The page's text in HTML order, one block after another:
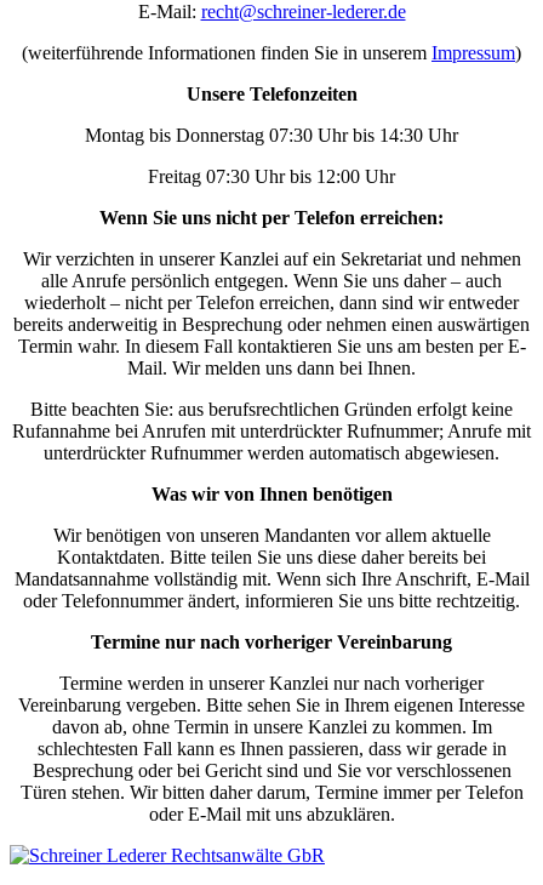
E-Mail: recht@schreiner-lederer.de
(weiterführende Informationen finden Sie in unserem Impressum)
Unsere Telefonzeiten
Montag bis Donnerstag 07:30 Uhr bis 14:30 Uhr
Freitag 07:30 Uhr bis 12:00 Uhr
Wenn Sie uns nicht per Telefon erreichen:
Wir verzichten in unserer Kanzlei auf ein Sekretariat und nehmen
alle Anrufe persönlich entgegen. Wenn Sie uns daher – auch
wiederholt – nicht per Telefon erreichen, dann sind wir entweder
bereits anderweitig in Besprechung oder nehmen einen auswärtigen
Termin wahr. In diesem Fall kontaktieren Sie uns am besten per E-
Mail. Wir melden uns dann bei Ihnen.
Bitte beachten Sie: aus berufsrechtlichen Gründen erfolgt keine
Rufannahme bei Anrufen mit unterdrückter Rufnummer; Anrufe mit
unterdrückter Rufnummer werden automatisch abgewiesen.
Was wir von Ihnen benötigen
Wir benötigen von unseren Mandanten vor allem aktuelle
Kontaktdaten. Bitte teilen Sie uns diese daher bereits bei
Mandatsannahme vollständig mit. Wenn sich Ihre Anschrift, E-Mail
oder Telefonnummer ändert, informieren Sie uns bitte rechtzeitig.
Termine nur nach vorheriger Vereinbarung
Termine werden in unserer Kanzlei nur nach vorheriger
Vereinbarung vergeben. Bitte sehen Sie in Ihrem eigenen Interesse
davon ab, ohne Termin in unsere Kanzlei zu kommen. Im
schlechtesten Fall kann es Ihnen passieren, dass wir gerade in
Besprechung oder bei Gericht sind und Sie vor verschlossenen
Türen stehen. Wir bitten daher darum, Termine immer per Telefon
oder E-Mail mit uns abzuklären.